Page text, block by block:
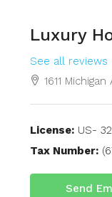
Luxury
See all reviews
1611
License: US-
Tax Number:
Send